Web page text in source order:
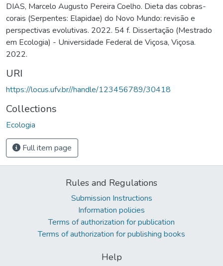
DIAS, Marcelo Augusto Pereira Coelho. Dieta das cobras-
corais (Serpentes: Elapidae) do Novo Mundo: revisão e
perspectivas evolutivas. 2022. 54 f. Dissertação (Mestrado
em Ecologia) - Universidade Federal de Viçosa, Viçosa.
2022.
URI
https://locus.ufv.br//handle/123456789/30418
Collections
Ecologia
Full item page
Rules and Regulations
Submission Instructions
Information policies
Terms of authorization for publication
Terms of authorization for publishing books
Help